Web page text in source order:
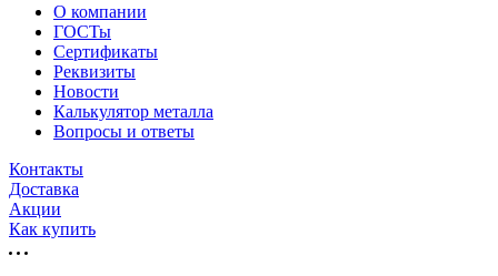
О компании
ГОСТы
Сертификаты
Реквизиты
Новости
Калькулятор металла
Вопросы и ответы
Контакты
Доставка
Акции
Как купить